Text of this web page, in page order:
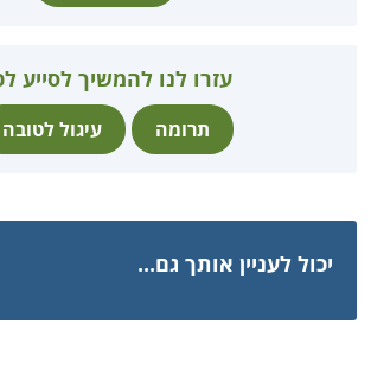
עזרו לנו להמשיך לסייע
תרומה עיגול לטובה
יכול לעניין אותך גם...